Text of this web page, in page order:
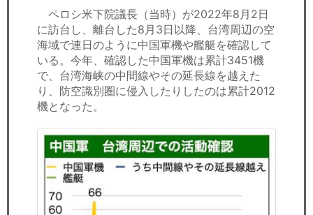
ペロシ米下院議長（当時）が2022年8月2日
に訪台し、離台した8月3日以降、台湾周辺の空
海域で連日のように中国軍機や艦艇を確認して
いる。今年、確認した中国軍機は累計3451機
で、台湾海峡の中間線やその延長線を越えた
り、防空識別圏に侵入したりしたのは累計2012
機となった。